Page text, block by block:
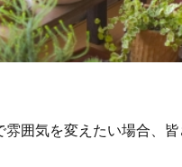
囲気を変えたい場合、